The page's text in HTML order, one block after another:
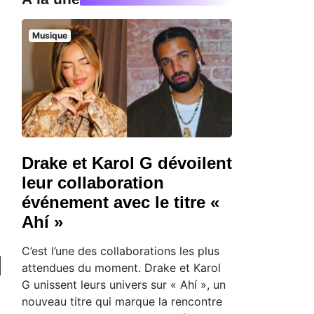
Musique
Drake et Karol G dévoilent
leur collaboration
événement avec le titre «
Ahí »
C’est l’une des collaborations les plus
attendues du moment. Drake et Karol
G unissent leurs univers sur « Ahí », un
nouveau titre qui marque la rencontre